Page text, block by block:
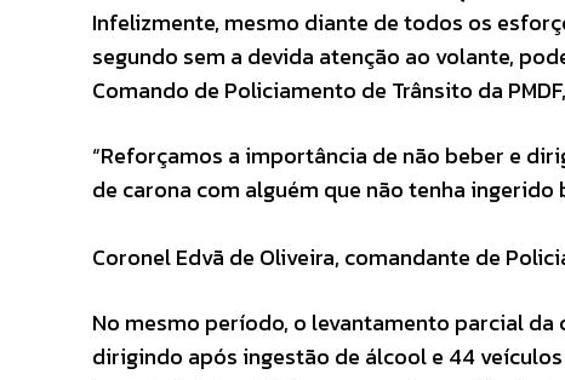
Infelizmente, mesmo diante de todos os
segundo sem a devida atenção ao volante,
Comando de Policiamento de Trânsito da
“Reforçamos a importância de não beber e
de carona com alguém que não tenha ingerido
Coronel Edvã de Oliveira, comandante de
No mesmo período, o levantamento parcial
dirigindo após ingestão de álcool e 44